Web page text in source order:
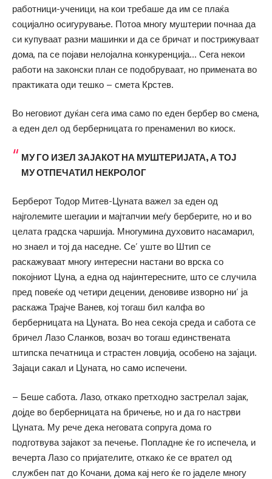
работници-ученици, на кои требаше да им се плаќа
социјално осигурување. Потоа многу муштерии почнаа да
си купуваат разни машинки и да се бричат и пострижуваат
дома, па се појави нелојална конкуренција… Сега некои
работи на законски план се подобруваат, но примената во
практиката оди тешко – смета Крстев.
Во неговиот дуќан сега има само по еден бербер во смена,
а еден дел од берберницата го пренаменил во киоск.
МУ ГО ИЗЕЛ ЗАЈАКОТ НА МУШТЕРИЈАТА, А ТОЈ
МУ ОТПЕЧАТИЛ НЕКРОЛОГ
Берберот Тодор Митев-Цуната важел за еден од
најголемите шегаџии и мајтапчии меѓу берберите, но и во
целата градска чаршија. Многумина духовито насамарил,
но знаел и тој да наседне. Се’ уште во Штип се
раскажуваат многу интересни настани во врска со
покојниот Цуна, а една од најинтересните, што се случила
пред повеќе од четири децении, деновиве изворно ни’ ја
раскажа Трајче Ванев, кој тогаш бил калфа во
берберницата на Цуната. Во неа секоја среда и сабота се
бричел Лазо Сланков, возач во тогаш единствената
штипска печатница и страстен ловџија, особено на зајаци.
Зајаци сакал и Цуната, но само испечени.
– Беше сабота. Лазо, откако претходно застрелал зајак,
дојде во берберницата на бричење, но и да го настрви
Цуната. Му рече дека неговата сопруга дома го
подготвува зајакот за печење. Попладне ќе го испечела, и
вечерта Лазо со пријателите, откако ќе се врател од
службен пат до Кочани, дома кај него ќе го јаделе многу